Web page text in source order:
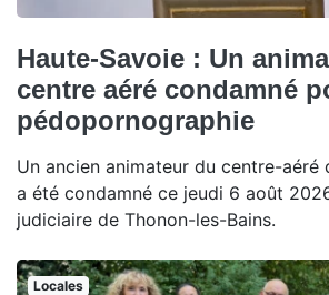
Haute-Savoie : Un
centre aéré condamné
pédopornographie
Un ancien animateur du centre-aéré
a été condamné ce jeudi 6 août
judiciaire de Thonon-les-Bains.
Locales